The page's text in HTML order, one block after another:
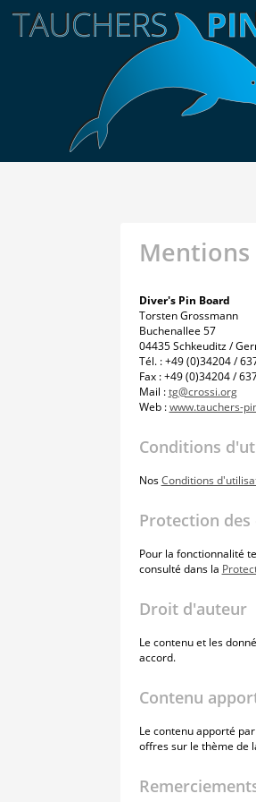
Mentions
Diver's Pin Board
Torsten Grossmann
Buchenallee 57
04435 Schkeuditz /
Tél. : +49 (0)34204 /
Fax : +49 (0)34204 /
Mail :tg@crossi.org
Web :www.tauchers-
Conditions
NosConditions
Protection des
Pour la fonctionnalité
consulté dans la
Droit d'auteur
Le contenu et les
accord.
Contenu
Le contenu apporté
offres sur le thème de